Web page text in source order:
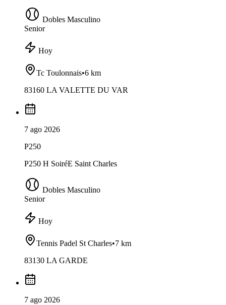
Dobles Masculino
Senior
Hoy
Tc Toulonnais•6 km
83160 LA VALETTE DU VAR
7 ago 2026
P250
P250 H SoiréE Saint Charles
Dobles Masculino
Senior
Hoy
Tennis Padel St Charles•7 km
83130 LA GARDE
7 ago 2026